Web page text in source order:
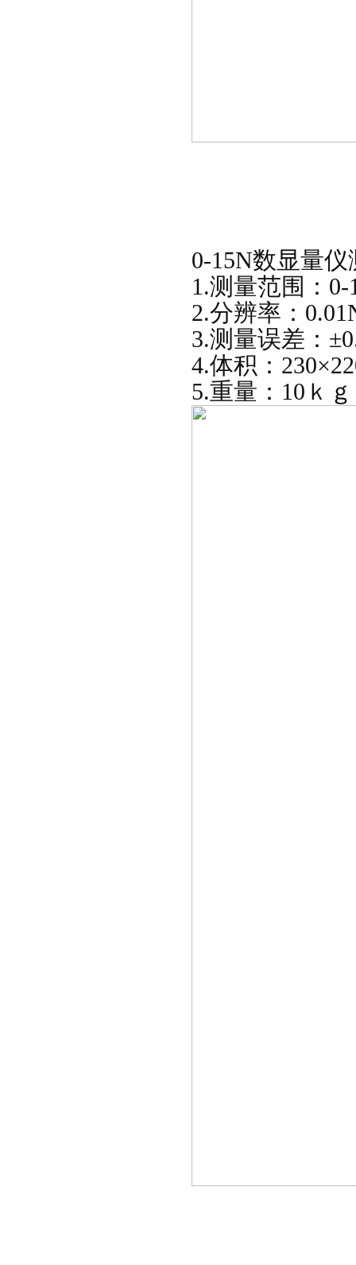
0-15N数显量仪
1.测量范围：0-
2.分辨率：
3.测量误差：
4.体积：
5.重量：10ｋｇ